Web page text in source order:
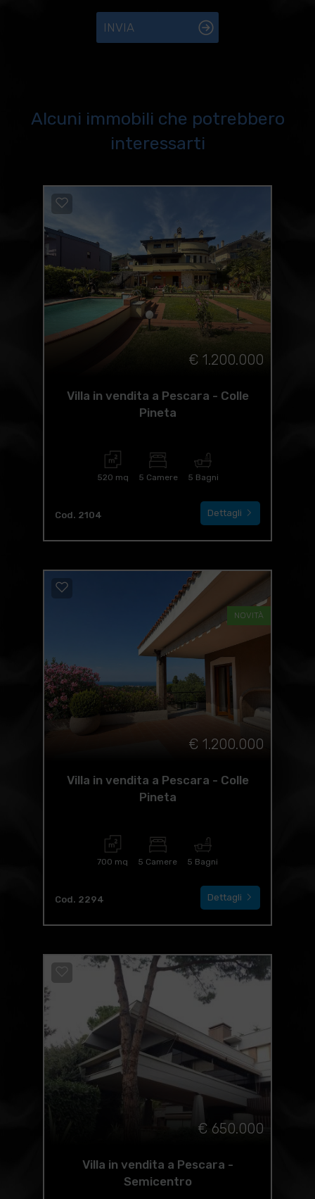
INVIA
Alcuni immobili che potrebbero
interessarti
€ 1.200.000
Villa in vendita a Pescara - Colle
Pineta
520 mq 5 Camere 5 Bagni
Cod. 2104 Dettagli
NOVITÀ
€ 1.200.000
Villa in vendita a Pescara - Colle
Pineta
700 mq 5 Camere 5 Bagni
Cod. 2294 Dettagli
€ 650.000
Villa in vendita a Pescara -
Semicentro